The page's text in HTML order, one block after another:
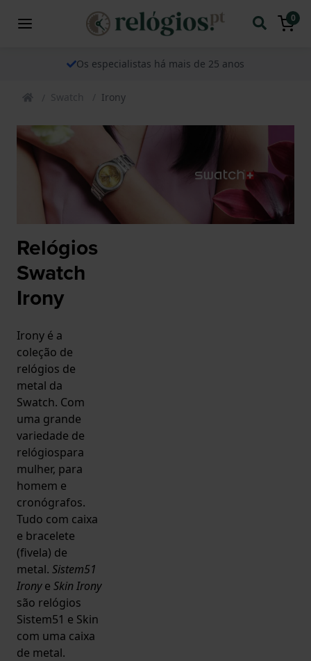
0
Os especialistas há mais de 25 anos
Swatch Irony
Relógios
Swatch
Irony
Irony é a
coleção de
relógios de
metal da
Swatch. Com
uma grande
variedade de
relógiospara
mulher, para
homem e
cronógrafos.
Tudo com caixa
e bracelete
(fivela) de
metal. Sistem51
Ironye Skin Irony
são relógios
Sistem51 e Skin
com uma caixa
de metal.